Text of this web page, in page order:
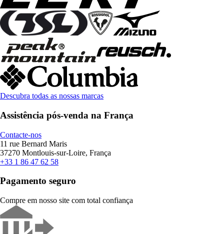
Descubra todas as nossas marcas
Assistência pós-venda na França
Contacte-nos
11 rue Bernard Maris
37270 Montlouis-sur-Loire, França
+33 1 86 47 62 58
Pagamento seguro
Compre em nosso site com total confiança